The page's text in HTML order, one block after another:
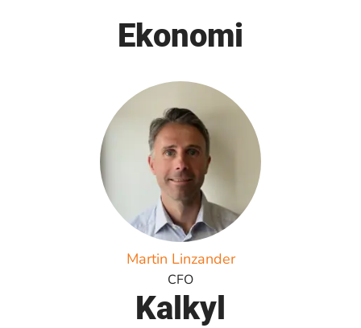
Ekonomi
Martin Linzander
CFO
Kalkyl